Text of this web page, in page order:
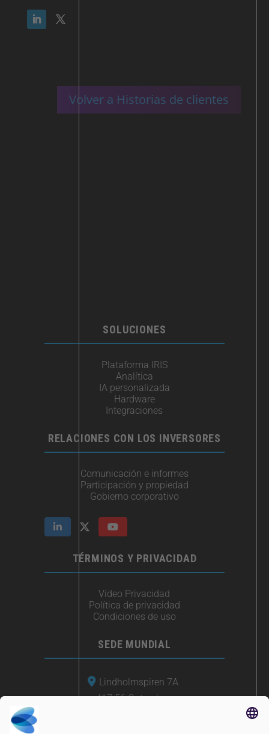
Volver a Historias de clientes
SOLUCIONES
Plataforma IRIS
Analítica
IA personalizada
Hardware
Integraciones​
RELACIONES CON LOS INVERSORES
Comunicación e informes
Participación y propiedad
Gobierno corporativo
TÉRMINOS Y PRIVACIDAD
Vídeo Privacidad
Política de privacidad
Condiciones de uso
SEDE MUNDIAL
Lindholmspiren 7A
417 56 Gotemburgo